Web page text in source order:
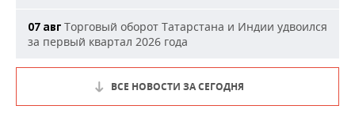
07 авг Торговый оборот Татарстана и Индии удвоился
за первый квартал 2026 года
ВСЕ НОВОСТИ ЗА СЕГОДНЯ